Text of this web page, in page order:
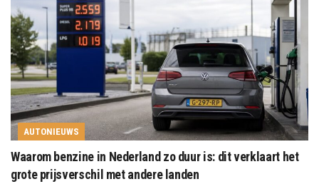
AUTONIEUWS
Waarom benzine in Nederland zo duur is: dit verklaart het
grote prijsverschil met andere landen